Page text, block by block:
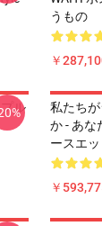
うもの
￥
ル
私たち
か - あな
ースエ
￥